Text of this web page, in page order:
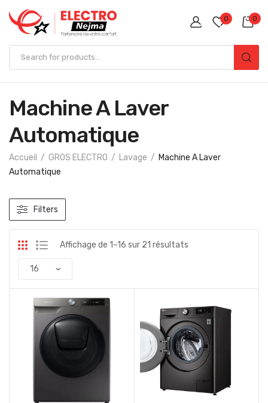
0 0
Machine A Laver
Automatique
Accueil GROS ELECTRO Lavage
Machine A Laver
Automatique
Filters
Affichage de 1–16 sur 21 résultats